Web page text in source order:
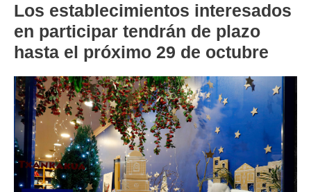
Los establecimientos interesados
en participar tendrán de plazo
hasta el próximo 29 de octubre